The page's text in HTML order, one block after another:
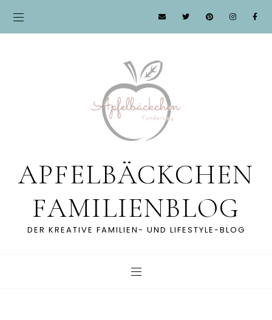
APFELBÄCKCHEN
FAMILIENBLOG
DER KREATIVE FAMILIEN- UND LIFESTYLE-BLOG